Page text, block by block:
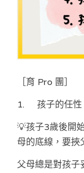
陳子遷律師
羅浚軒專欄
溫志倫專欄
汪明欣專欄
張美雄專欄
莊豪鋒專欄
［育 Pro 團］
1.	孩子的任
💡孩子3歲後開
母的底線，要挾
父母總是對孩子